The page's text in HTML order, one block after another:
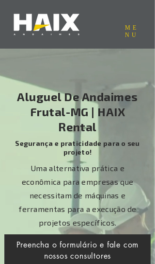
ME
NU
Aluguel De Andaimes
Frutal-MG | HAIX
Rental
Segurança e praticidade para o seu
projeto!
Uma alternativa prática e
econômica para empresas que
necessitam de máquinas e
ferramentas para a execução de
projetos específicos.
Preencha o formulário e fale com
nossos consultores